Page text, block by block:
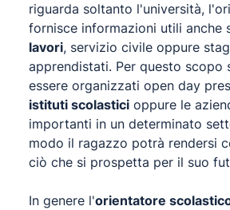
riguarda soltanto l'università,
fornisce informazioni utili anche
lavori, servizio civile oppure
apprendistati. Per questo scopo
essere organizzati open day
istituti scolastici oppure le
importanti in un determinato
modo il ragazzo potrà rendersi
ciò che si prospetta per il suo
In genere l'orientatore